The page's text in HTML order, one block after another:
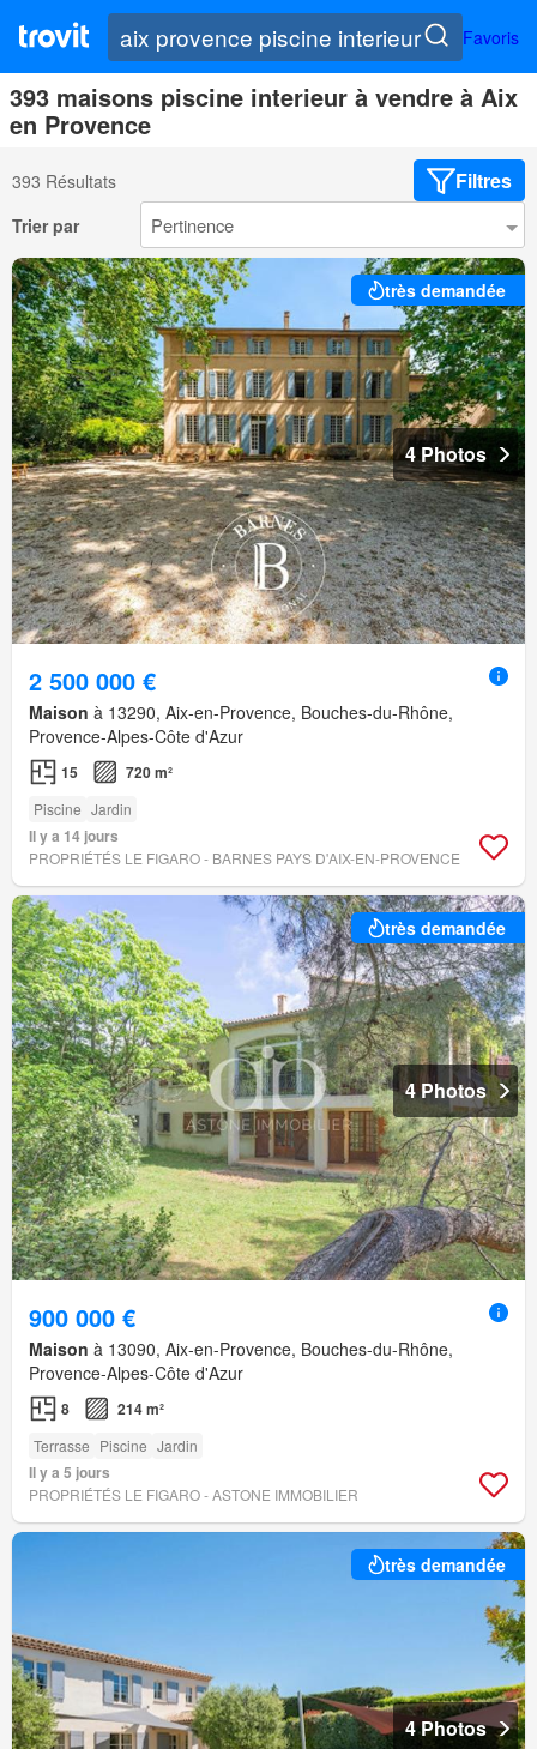
Favoris
393 maisons piscine interieur à vendre à Aix
en Provence
393 Résultats Filtres
Trier par
très demandée
4 Photos
2 500 000 €
Maison à 13290, Aix-en-Provence, Bouches-du-Rhône,
Provence-Alpes-Côte d'Azur
15 720 m²
Piscine Jardin
Il y a 14 jours
PROPRIÉTÉS LE FIGARO - BARNES PAYS D'AIX-EN-PROVENCE
très demandée
4 Photos
900 000 €
Maison à 13090, Aix-en-Provence, Bouches-du-Rhône,
Provence-Alpes-Côte d'Azur
8 214 m²
Terrasse Piscine Jardin
Il y a 5 jours
PROPRIÉTÉS LE FIGARO - ASTONE IMMOBILIER
très demandée
4 Photos